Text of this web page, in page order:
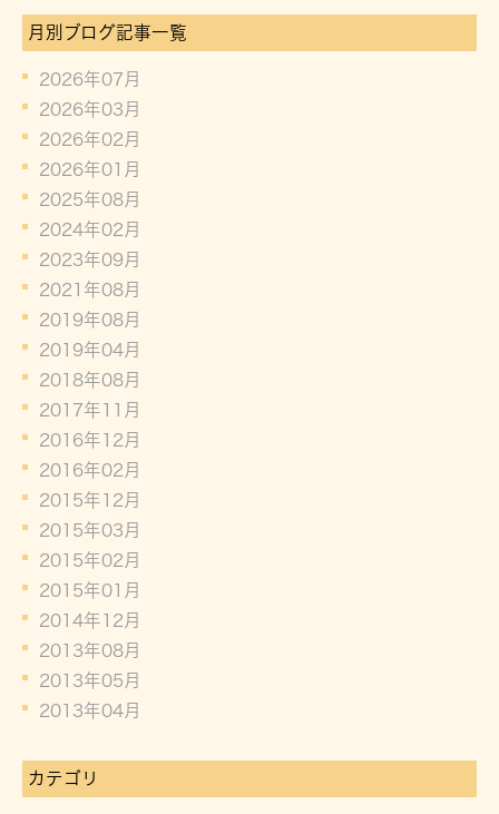
月別ブログ記事一覧
2026年07月
2026年03月
2026年02月
2026年01月
2025年08月
2024年02月
2023年09月
2021年08月
2019年08月
2019年04月
2018年08月
2017年11月
2016年12月
2016年02月
2015年12月
2015年03月
2015年02月
2015年01月
2014年12月
2013年08月
2013年05月
2013年04月
カテゴリ